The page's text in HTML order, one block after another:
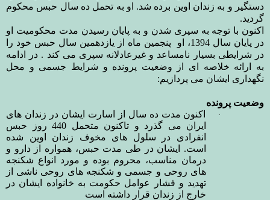
دستگیر و به زندان اوین برده شد. او به تحمل ده سال حبس محکوم
گردید.
اکنون با توجه به سپری شدن و به پایان رسیدن مدت محکومیت او
در پایان سال 1394، او
پنجمین ماه از یازدهمین سال حبس خود را
در شرایطی بسیار نامساعد و غیرعادلانه سپری می کند . در ادامه
به ارائه خلاصه ای از وضعیت پرونده و شرایط جسمی و محل
نگهداری ایشان می پردازیم:
وضعیت پرونده
·
اکنون مدت ده سال از اسارت ایشان در زندان های
ایران می گذرد و تاکنون متحمل 440 روز حبس
انفرادی در سلول های مخوف زندان اوین شده
است. ایشان در طی مدت حبس، همواره از دارو و
درمان مناسب، محروم بوده و مورد انواع شکنجه
های روحی و جسمی و شکنجه های روحی ناشی از
تهدید و فشار عوامل حکومت به خانواده ایشان در
خارج از زندان قرار داشته است